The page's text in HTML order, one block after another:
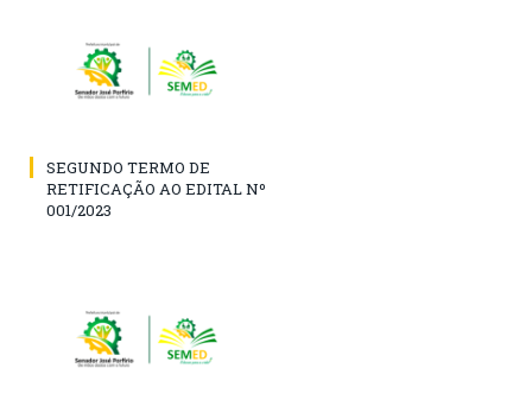
SEGUNDO TERMO DE
RETIFICAÇÃO AO EDITAL Nº
001/2023